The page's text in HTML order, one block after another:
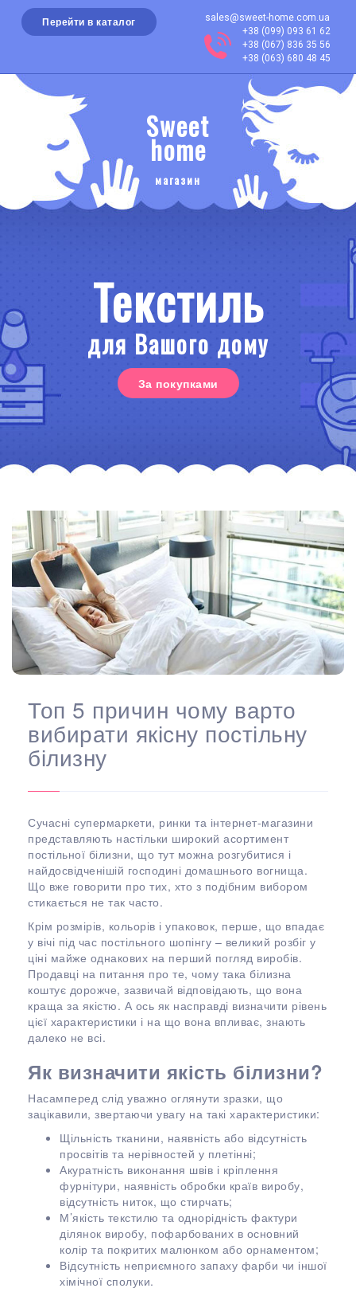
Перейти в каталог
sales@sweet-home.com.ua
+38 (099) 093 61 62
+38 (067) 836 35 56
+38 (063) 680 48 45
Sweet
home
магазин
Текстиль
для Вашого дому
За покупками
Топ 5 причин чому варто
вибирати якісну постільну
білизну
Сучасні супермаркети, ринки та інтернет-магазини
представляють настільки широкий асортимент
постільної білизни, що тут можна розгубитися і
найдосвідченішій господині домашнього вогнища.
Що вже говорити про тих, хто з подібним вибором
стикається не так часто.
Крім розмірів, кольорів і упаковок, перше, що впадає
у вічі під час постільного шопінгу – великий розбіг у
ціні майже однакових на перший погляд виробів.
Продавці на питання про те, чому така білизна
коштує дорожче, зазвичай відповідають, що вона
краща за якістю. А ось як насправді визначити рівень
цієї характеристики і на що вона впливає, знають
далеко не всі.
Як визначити якість білизни?
Насамперед слід уважно оглянути зразки, що
зацікавили, звертаючи увагу на такі характеристики:
Щільність тканини, наявність або відсутність
просвітів та нерівностей у плетінні;
Акуратність виконання швів і кріплення
фурнітури, наявність обробки країв виробу,
відсутність ниток, що стирчать;
М’якість текстилю та однорідність фактури
ділянок виробу, пофарбованих в основний
колір та покритих малюнком або орнаментом;
Відсутність неприємного запаху фарби чи іншої
хімічної сполуки.